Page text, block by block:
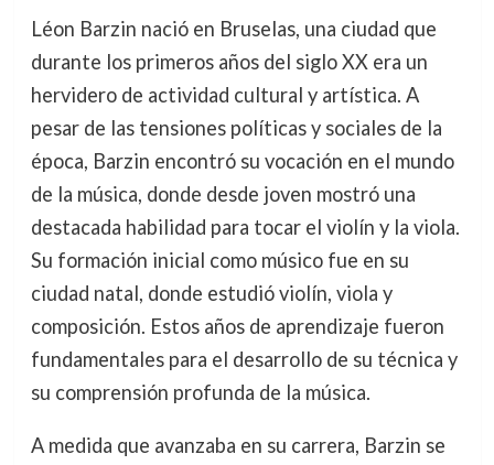
Léon Barzin nació en Bruselas, una ciudad que
durante los primeros años del siglo XX era un
hervidero de actividad cultural y artística. A
pesar de las tensiones políticas y sociales de la
época, Barzin encontró su vocación en el mundo
de la música, donde desde joven mostró una
destacada habilidad para tocar el violín y la viola.
Su formación inicial como músico fue en su
ciudad natal, donde estudió violín, viola y
composición. Estos años de aprendizaje fueron
fundamentales para el desarrollo de su técnica y
su comprensión profunda de la música.
A medida que avanzaba en su carrera, Barzin se